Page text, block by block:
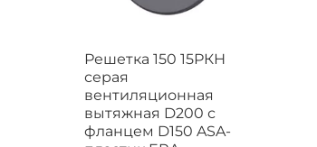
Решетка 150 15РКН
серая
вентиляционная
вытяжная D200 с
фланцем D150 ASA-